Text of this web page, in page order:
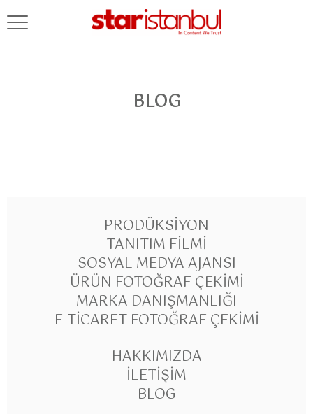
BLOG
PRODÜKSIYON
TANITIM FILMI
SOSYAL MEDYA AJANSI
ÜRÜN FOTOĞRAF ÇEKIMI
MARKA DANIŞMANLIĞI
E-TICARET FOTOĞRAF ÇEKIMI
HAKKIMIZDA
İLETIŞIM
BLOG